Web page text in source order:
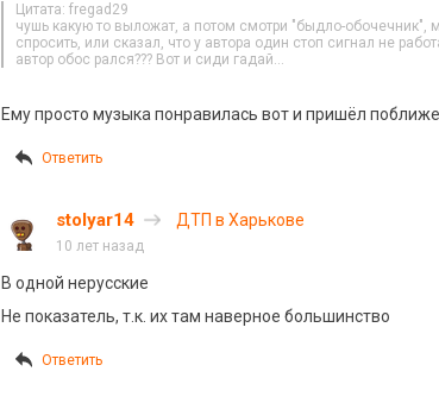
Цитата: fregad29
чушь какую то выложат, а потом смотри "быдло-обочечник",
спросить, или сказал, что у автора один стоп сигнал не
автор обос рался??? Вот и сиди гадай…
Ему просто музыка понравилась вот и пришёл
Ответить
stolyar14 ДТП в Харькове
10 лет назад
В одной нерусские
Не показатель, т.к. их там наверное большинство
Ответить